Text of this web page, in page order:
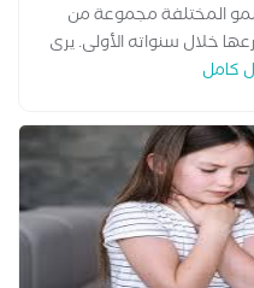
المختلفة مجموعة من
خلال سنواته الأولى. يرى
كامل